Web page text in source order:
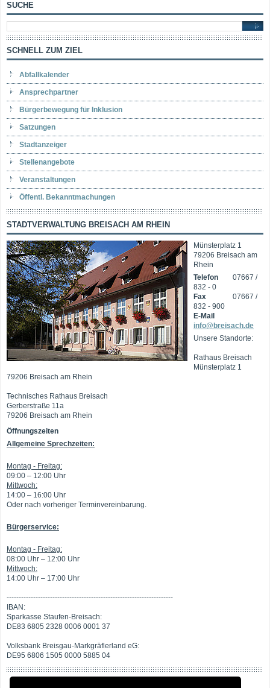
SUCHE
SCHNELL ZUM ZIEL
Abfallkalender
Ansprechpartner
Bürgerbewegung für Inklusion
Satzungen
Stadtanzeiger
Stellenangebote
Veranstaltungen
Öffentl. Bekanntmachungen
STADTVERWALTUNG BREISACH AM RHEIN
Münsterplatz 1
79206 Breisach am
Rhein
Telefon
07667 /
832 - 0
Fax
07667 /
832 - 900
E-Mail
info@breisach.de
Unsere Standorte:
Rathaus Breisach
Münsterplatz 1
79206 Breisach am Rhein
Technisches Rathaus Breisach
Gerberstraße 11a
79206 Breisach am Rhein
Öffnungszeiten
Allgemeine Sprechzeiten:
Montag - Freitag:
09:00 – 12:00 Uhr
Mittwoch:
14:00 – 16:00 Uhr
Oder nach vorheriger Terminvereinbarung.
Bürgerservice:
Montag - Freitag:
08:00 Uhr – 12:00 Uhr
Mittwoch:
14:00 Uhr – 17:00 Uhr
---------------------------------------------------------------------
IBAN:
Sparkasse Staufen-Breisach:
DE83 6805 2328 0006 0001 37
Volksbank Breisgau-Markgräflerland eG:
DE95 6806 1505 0000 5885 04